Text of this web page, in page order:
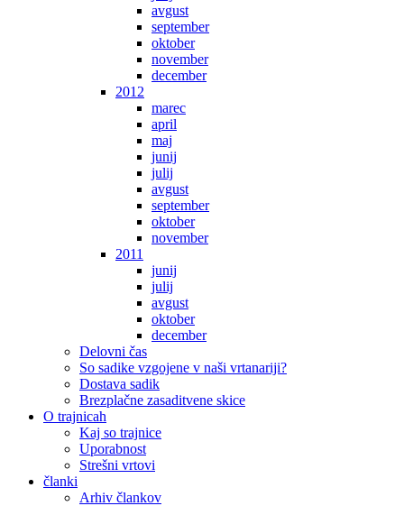
avgust
september
oktober
november
december
2012
marec
april
maj
junij
julij
avgust
september
oktober
november
2011
junij
julij
avgust
oktober
december
Delovni čas
So sadike vzgojene v naši vrtanariji?
Dostava sadik
Brezplačne zasaditvene skice
O trajnicah
Kaj so trajnice
Uporabnost
Strešni vrtovi
članki
Arhiv člankov